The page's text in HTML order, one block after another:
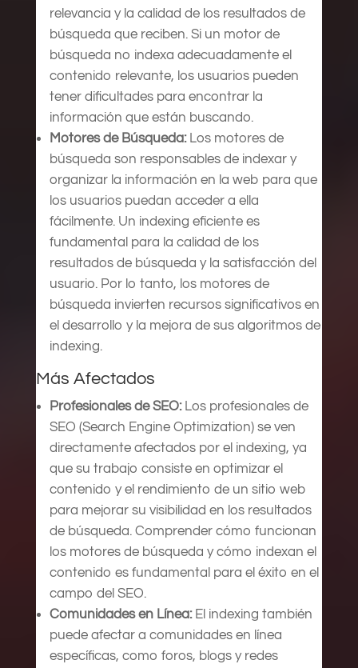
relevancia y la calidad de los resultados de
búsqueda que reciben. Si un motor de
búsqueda no indexa adecuadamente el
contenido relevante, los usuarios pueden
tener dificultades para encontrar la
información que están buscando.
Motores de Búsqueda:Los motores de
búsqueda son responsables de indexar y
organizar la información en la web para que
los usuarios puedan acceder a ella
fácilmente. Un indexing eficiente es
fundamental para la calidad de los
resultados de búsqueda y la satisfacción del
usuario. Por lo tanto, los motores de
búsqueda invierten recursos significativos en
el desarrollo y la mejora de sus algoritmos de
indexing.
Más Afectados
Profesionales de SEO:Los profesionales de
SEO (Search Engine Optimization) se ven
directamente afectados por el indexing, ya
que su trabajo consiste en optimizar el
contenido y el rendimiento de un sitio web
para mejorar su visibilidad en los resultados
de búsqueda. Comprender cómo funcionan
los motores de búsqueda y cómo indexan el
contenido es fundamental para el éxito en el
campo del SEO.
Comunidades en Línea:El indexing también
puede afectar a comunidades en línea
específicas, como foros, blogs y redes